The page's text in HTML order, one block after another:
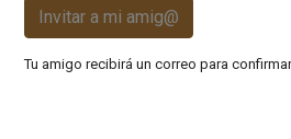
Invitar a mi amig@
Tu amigo recibirá un correo para